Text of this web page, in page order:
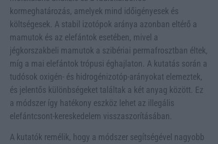
kormeghatározás, amelyek mind időigényesek és
költségesek. A stabil izotópok aránya azonban eltérő a
mamutok és az elefántok esetében, mivel a
jégkorszakbeli mamutok a szibériai permafrosztban éltek,
míg a mai elefántok trópusi éghajlaton. A kutatás során a
tudósok oxigén- és hidrogénizotóp-arányokat elemeztek,
és jelentős különbségeket találtak a két anyag között. Ez
a módszer így hatékony eszköz lehet az illegális
elefántcsont-kereskedelem visszaszorításában.
A kutatók remélik, hogy a módszer segítségével nagyobb